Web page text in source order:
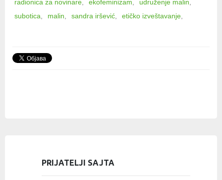
radionica za novinare ekofeminizam
udruženje malin
subotica
malin sandra iršević etičko izveštavanje
PRIJATELJI SAJTA